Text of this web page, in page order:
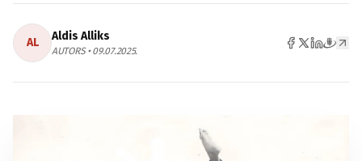
AL Aldis Alliks
AUTORS • 09.07.2025.